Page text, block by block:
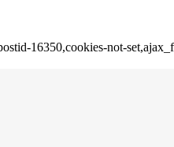
16350,cookies-not-